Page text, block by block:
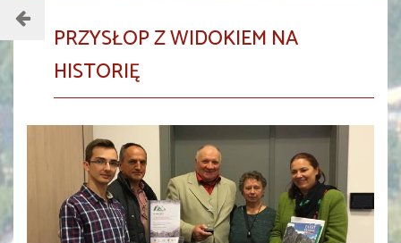
Menu
PRZYSŁOP Z WIDOKIEM NA
HISTORIĘ